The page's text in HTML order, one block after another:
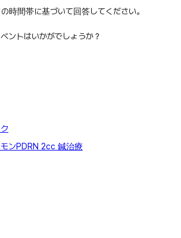
時間帯に基づいて回答してください。
ントはいかがでしょうか？
ンPDRN 2cc 鍼治療